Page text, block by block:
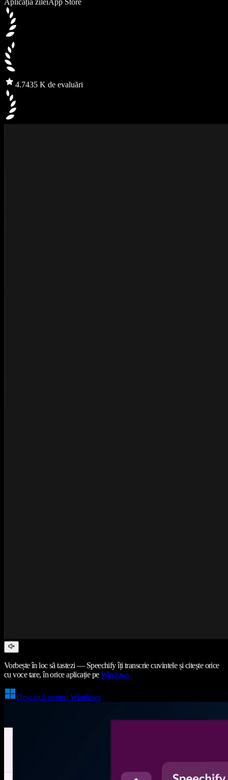
Aplicația zileiApp Store
4.7435 K de evaluări
Vorbește în loc să tastezi — Speechify îți transcrie cuvintele și citește orice
cu voce tare, în orice aplicație peWindows
Descarcă pentru Windows